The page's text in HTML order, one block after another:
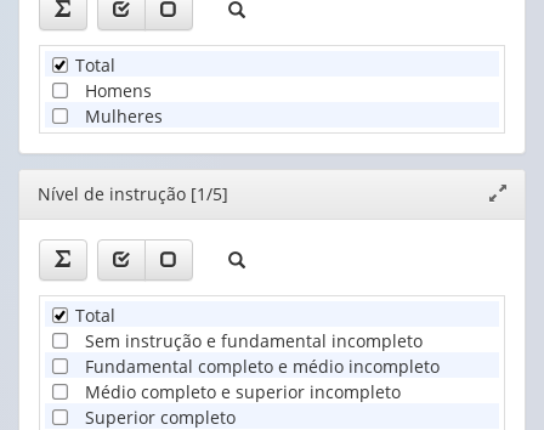
Total
Homens
Mulheres
Editor
janela
Nível de instrução [1/5]
Total
Sem instrução e fundamental incompleto
Fundamental completo e médio incompleto
Médio completo e superior incompleto
Superior completo